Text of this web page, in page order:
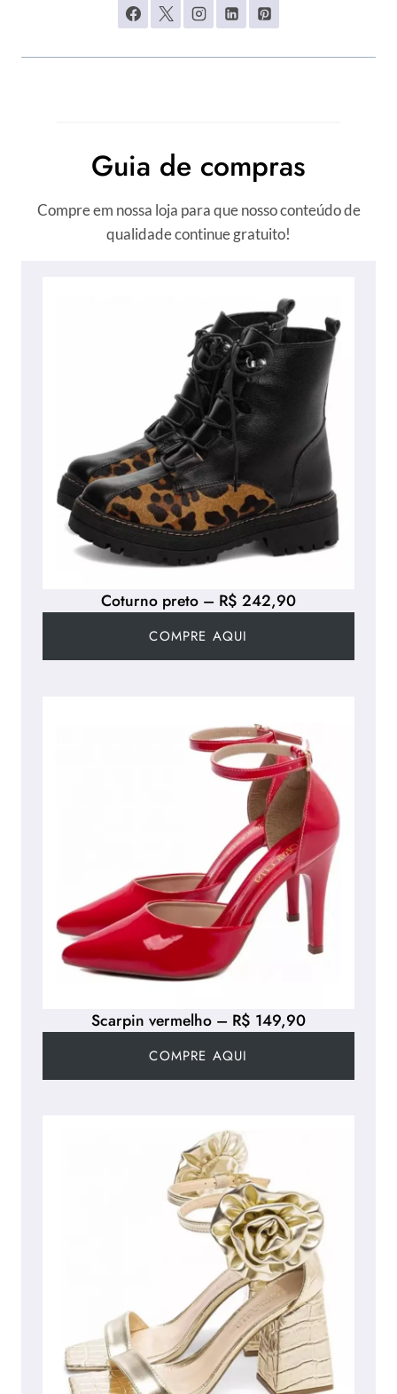
Guia de compras
Compre em nossa loja para que nosso conteúdo de
qualidade continue gratuito!
Coturno preto – R$ 242,90
COMPRE AQUI
Scarpin vermelho – R$ 149,90
COMPRE AQUI